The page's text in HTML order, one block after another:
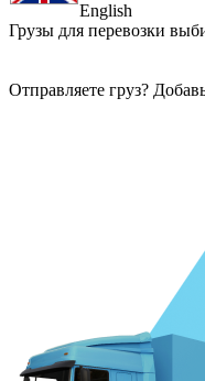
English
Грузы для перевозки
Отправляете груз?